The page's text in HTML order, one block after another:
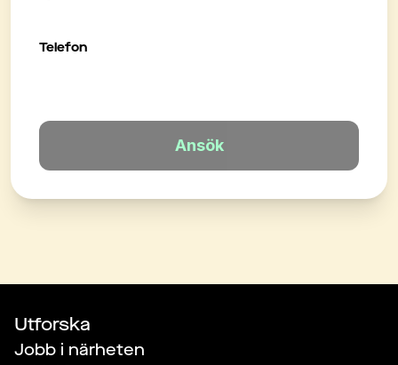
Telefon
Ansök
Utforska
Jobb i närheten